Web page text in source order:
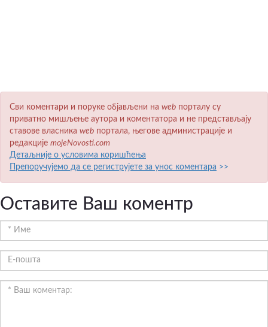
Сви коментари и поруке објављени на wеb порталу су
приватно мишљење аутора и коментатора и не представљају
ставове власника wеb портала, његове администрације и
редакције mojeNovosti.com
Детаљније о условима коришћења
Препоручујемо да се региструјете за унос коментара >>
Оставите Ваш коментр